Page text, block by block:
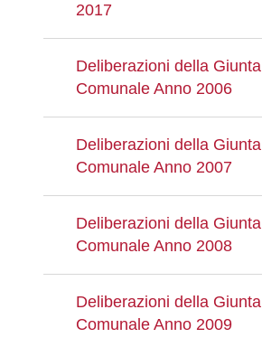
2017
Deliberazioni della Giunta
Comunale Anno 2006
Deliberazioni della Giunta
Comunale Anno 2007
Deliberazioni della Giunta
Comunale Anno 2008
Deliberazioni della Giunta
Comunale Anno 2009